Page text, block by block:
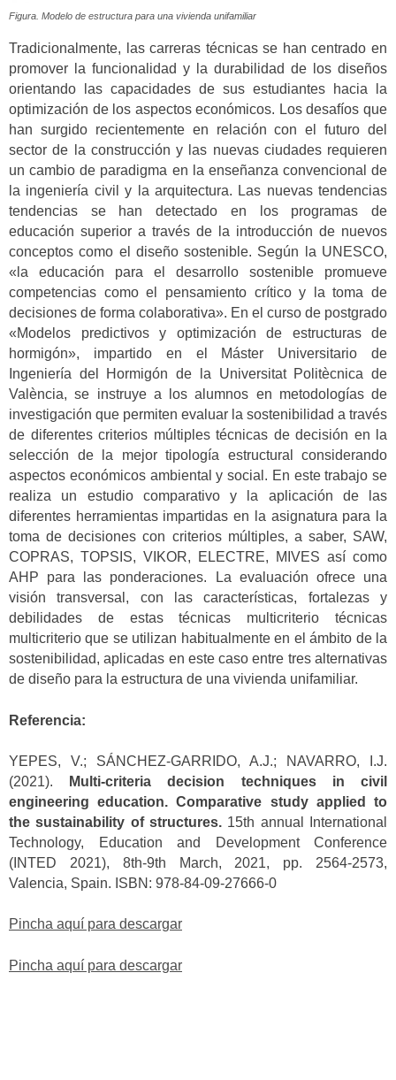
Figura. Modelo de estructura para una vivienda unifamiliar
Tradicionalmente, las carreras técnicas se han centrado en
promover la funcionalidad y la durabilidad de los diseños
orientando las capacidades de sus estudiantes hacia la
optimización de los aspectos económicos. Los desafíos que
han surgido recientemente en relación con el futuro del
sector de la construcción y las nuevas ciudades requieren
un cambio de paradigma en la enseñanza convencional de
la ingeniería civil y la arquitectura. Las nuevas tendencias
tendencias se han detectado en los programas de
educación superior a través de la introducción de nuevos
conceptos como el diseño sostenible. Según la UNESCO,
«la educación para el desarrollo sostenible promueve
competencias como el pensamiento crítico y la toma de
decisiones de forma colaborativa». En el curso de postgrado
«Modelos predictivos y optimización de estructuras de
hormigón», impartido en el Máster Universitario de
Ingeniería del Hormigón de la Universitat Politècnica de
València, se instruye a los alumnos en metodologías de
investigación que permiten evaluar la sostenibilidad a través
de diferentes criterios múltiples técnicas de decisión en la
selección de la mejor tipología estructural considerando
aspectos económicos ambiental y social. En este trabajo se
realiza un estudio comparativo y la aplicación de las
diferentes herramientas impartidas en la asignatura para la
toma de decisiones con criterios múltiples, a saber, SAW,
COPRAS, TOPSIS, VIKOR, ELECTRE, MIVES así como
AHP para las ponderaciones. La evaluación ofrece una
visión transversal, con las características, fortalezas y
debilidades de estas técnicas multicriterio técnicas
multicriterio que se utilizan habitualmente en el ámbito de la
sostenibilidad, aplicadas en este caso entre tres alternativas
de diseño para la estructura de una vivienda unifamiliar.
Referencia:
YEPES, V.; SÁNCHEZ-GARRIDO, A.J.; NAVARRO, I.J.
(2021).
Multi-criteria decision techniques in civil
engineering education. Comparative study applied to
the sustainability of structures. 15th annual International
Technology, Education and Development Conference
(INTED 2021), 8th-9th March, 2021, pp. 2564-2573,
Valencia, Spain. ISBN: 978-84-09-27666-0
Pincha aquí para descargar
Pincha aquí para descargar